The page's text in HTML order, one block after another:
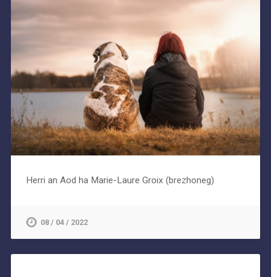
Herri an Aod ha Marie-Laure Groix (brezhoneg)
08 / 04 / 2022